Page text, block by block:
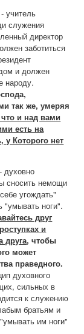
- учитель
служения
директор
заботиться
и должен
народу.
так же, умеряя
и над вами
есть на
у Которого нет
- духовно
сносить немощи
угождать"
"умывать ноги".
друг
и
друга, чтобы
может
праведного.
духовного
сильных в
к служению
братьям и
им ноги"